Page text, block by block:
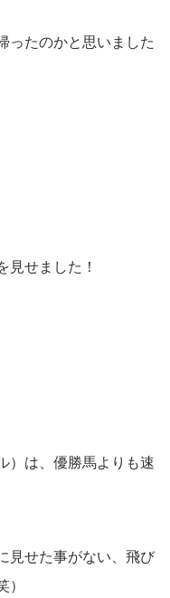
ったのかと思いました
見せました！
）は、優勝馬よりも速
見せた事がない、飛び